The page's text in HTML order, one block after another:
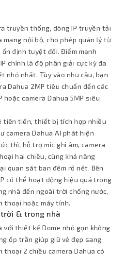
truyền thống, dòng IP truyền tải
nội bộ, cho phép quản lý từ
định tuyệt đối. Điểm mạnh
chính là độ phân giải cực kỳ đa
nhỏ nhất. Tùy vào nhu cầu, bạn
Dahua 2MP tiêu chuẩn đến các
hoặc camera Dahua 5MP siêu
tiên tiến, thiết bị tích hợp nhiều
camera Dahua AI phát hiện
thì, hỗ trợ mic ghi âm, camera
hai chiều, cùng khả năng
quan sát ban đêm rõ nét. Bên
có thể hoạt động hiệu quả trong
nhà đến ngoài trời chống nước,
thoại hoặc máy tính.
trời & trong nhà
với thiết kế Dome nhỏ gọn không
ốp trần giúp giữ vẻ đẹp sang
2 chiều camera Dahua có